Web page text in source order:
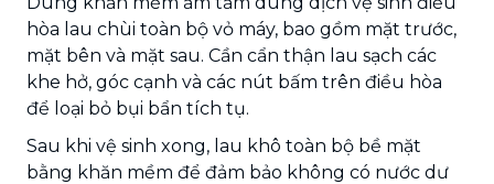
hòa lau chùi toàn bộ vỏ máy, bao gồm mặt trước,
mặt bên và mặt sau. Cần cẩn thận lau sạch các
khe hở, góc cạnh và các nút bấm trên điều hòa
để loại bỏ bụi bẩn tích tụ.
Sau khi vệ sinh xong, lau khô toàn bộ bề mặt
bằng khăn mềm để đảm bảo không có nước dư